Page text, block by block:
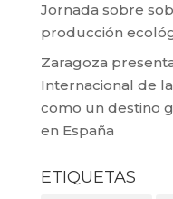
Jornada sobre
producción
Zaragoza
Internacional de
como un destino
en España
ETIQUETAS